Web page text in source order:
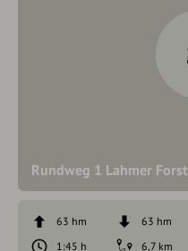
Rundweg 1 Lahmer Forst
63 hm
63 hm
1:45 h
6,7 km